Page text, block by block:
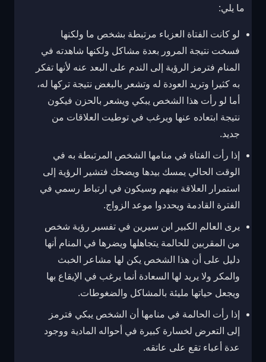
ما يلي:
لو كانت الفتاة العزباء مرتبطة بشخص ما ولكنها
فسخت نتيجة المرور بعدة مشاكل ولكنها شاهدته في
المنام فترمز الرؤية إلى الندم على البعد عنه لأنها تفكر
به كثيرا وتريد العودة له وتشعر بالبغض نتيجة تركها له،
أما لو رأت هذا الشخص يبكي ويشعر بالحزن فيكون
نتيجة ابتعاده عنها ويرغب في توطيت العلاقات من
جديد.
إذا رأت الفتاة في منامها الشخص المرتبطة به في
الوقت الحالي يمسك بيدها ويضحك فتشير الرؤية إلى
استمرار العلاقة بينهم وسيكون في ارتباط رسمي في
الفترة القادمة ويحددوا موعد الزواج.
يرى العالم الكبير ابن سيرين في تفسير رؤية شخص
من المقربين للحالمة يتجاهلها ويضرها في المنام أنها
دليل على أن هذا الشخص يكن لها مشاعر الخبث
والمكر ولا يريد لها السعادة أنما يرغب في الإيقاع بها
ويجعل حياتها مليئة بالمشاكل والضغوطات.
إذا رأت الحالمة في منامها أن الشخص يبكي فترمز
إلى التعرض لخسارة كبيرة في أحواله المادية ووجود
عدة أعباء تقع على عاتقه.